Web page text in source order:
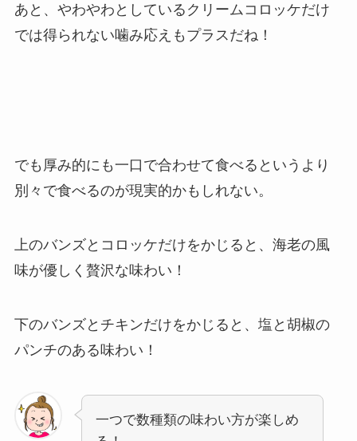
あと、やわやわとしているクリームコロッケだけ
では得られない噛み応えもプラスだね！
でも厚み的にも一口で合わせて食べるというより
別々で食べるのが現実的かもしれない。
上のバンズとコロッケだけをかじると、海老の風
味が優しく贅沢な味わい！
下のバンズとチキンだけをかじると、塩と胡椒の
パンチのある味わい！
一つで数種類の味わい方が楽しめ